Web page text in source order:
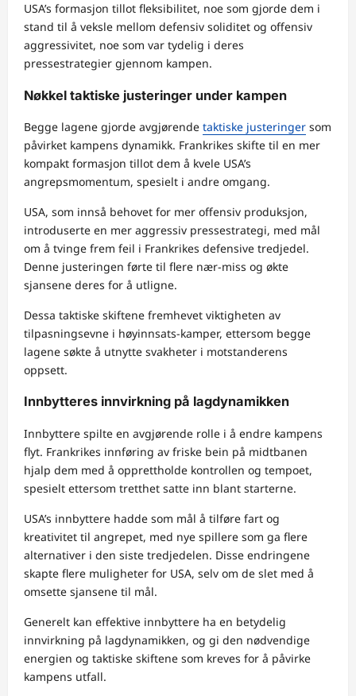
USA’s formasjon tillot fleksibilitet, noe som gjorde dem i
stand til å veksle mellom defensiv soliditet og offensiv
aggressivitet, noe som var tydelig i deres
pressestrategier gjennom kampen.
Nøkkel taktiske justeringer under kampen
Begge lagene gjorde avgjørende taktiske justeringer som
påvirket kampens dynamikk. Frankrikes skifte til en mer
kompakt formasjon tillot dem å kvele USA’s
angrepsmomentum, spesielt i andre omgang.
USA, som innså behovet for mer offensiv produksjon,
introduserte en mer aggressiv pressestrategi, med mål
om å tvinge frem feil i Frankrikes defensive tredjedel.
Denne justeringen førte til flere nær-miss og økte
sjansene deres for å utligne.
Dessa taktiske skiftene fremhevet viktigheten av
tilpasningsevne i høyinnsats-kamper, ettersom begge
lagene søkte å utnytte svakheter i motstanderens
oppsett.
Innbytteres innvirkning på lagdynamikken
Innbyttere spilte en avgjørende rolle i å endre kampens
flyt. Frankrikes innføring av friske bein på midtbanen
hjalp dem med å opprettholde kontrollen og tempoet,
spesielt ettersom tretthet satte inn blant starterne.
USA’s innbyttere hadde som mål å tilføre fart og
kreativitet til angrepet, med nye spillere som ga flere
alternativer i den siste tredjedelen. Disse endringene
skapte flere muligheter for USA, selv om de slet med å
omsette sjansene til mål.
Generelt kan effektive innbyttere ha en betydelig
innvirkning på lagdynamikken, og gi den nødvendige
energien og taktiske skiftene som kreves for å påvirke
kampens utfall.